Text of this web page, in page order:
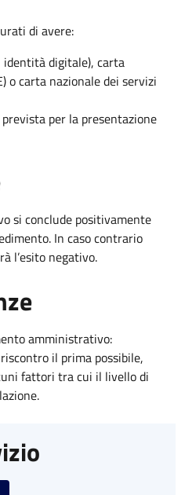
di avere:
identità digitale), carta
o carta nazionale dei servizi
per la presentazione
si conclude positivamente
In caso contrario
l’esito negativo.
amministrativo:
il prima possibile,
fattori tra cui il livello di